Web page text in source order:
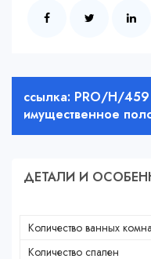
ссылка: PRO/H/459
имущественное
ДЕТАЛИ И
Количество ванных
Количество спален